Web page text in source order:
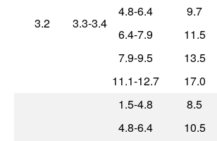
3.2 3.3-3.4
4.8-6.4
9.7
6.4-7.9
11.5
7.9-9.5
13.5
11.1-12.7
17.0
1.5-4.8 8.5
4.8-6.4
10.5